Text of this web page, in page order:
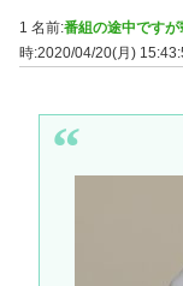
1 名前:番組の途中です
時:2020/04/20(月)